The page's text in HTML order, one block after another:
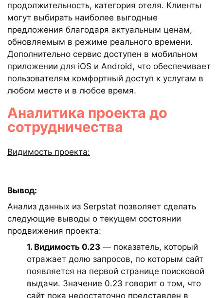
продолжительность, категория отеля. Клиенты
могут выбирать наиболее выгодные
предложения благодаря актуальным ценам,
обновляемым в режиме реального времени.
Дополнительно сервис доступен в мобильном
приложении для iOS и Android, что обеспечивает
пользователям комфортный доступ к услугам в
любом месте и в любое время.
Аналитика проекта до
сотрудничества
Видимость проекта:
Вывод:
Анализ данных из Serpstat позволяет сделать
следующие выводы о текущем состоянии
продвижения проекта:
1. Видимость 0.23 — показатель, который
отражает долю запросов, по которым сайт
появляется на первой странице поисковой
выдачи. Значение 0.23 говорит о том, что
сайт пока недостаточно представлен в